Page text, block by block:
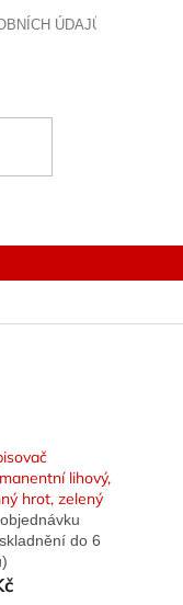
ÚDAJŮ
lihový,
hrot, zelený
do 6